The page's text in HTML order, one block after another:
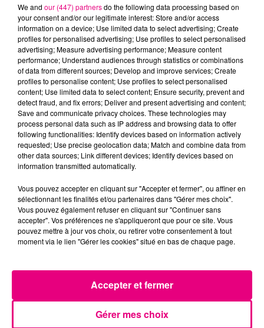
ROSE & BRUNO MARS
Apt.
ANGELE
Oui Ou Non
OFENBACH &
STARSAILOR
Four To The Floor
L'HOROSCOPE
Bélier Taureau Gémeaux
Lion
We and our (447) partnersdo the following data processing based on
your consent and/or our legitimate interest: Store and/or access
information on a device; Use limited data to select advertising; Create
profiles for personalised advertising; Use profiles to select personalised
advertising; Measure advertising performance; Measure content
performance; Understand audiences through statistics or combinations
of data from different sources; Develop and improve services; Create
profiles to personalise content; Use profiles to select personalised
content; Use limited data to select content; Ensure security, prevent and
detect fraud, and fix errors; Deliver and present advertising and content;
Save and communicate privacy choices. These technologies may
process personal data such as IP address and browsing data to offer
following functionalities: Identify devices based on information actively
requested; Use precise geolocation data; Match and combine data from
other data sources; Link different devices; Identify devices based on
information transmitted automatically.
Vous pouvez accepter en cliquant sur "Accepter et fermer", ou affiner en
sélectionnant les finalités et/ou partenaires dans "Gérer mes choix".
Vous pouvez également refuser en cliquant sur "Continuer sans
accepter". Vos préférences ne s'appliqueront que pour ce site. Vous
pouvez mettre à jour vos choix, ou retirer votre consentement à tout
moment via le lien "Gérer les cookies" situé en bas de chaque page.
Gérer mes choix
Accepter et fermer